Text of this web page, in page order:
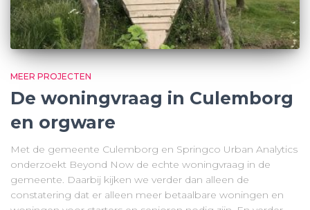
MEER PROJECTEN
De woningvraag in Culemborg
en orgware
Met de gemeente Culemborg en Springco Urban Analytics
onderzoekt Beyond Now de echte woningvraag in de
gemeente. Daarbij kijken we verder dan alleen de
constatering dat er alleen meer betaalbare woningen en